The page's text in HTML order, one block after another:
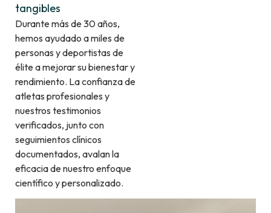
tangibles
Durante más de 30 años,
hemos ayudado a miles de
personas y deportistas de
élite a mejorar su bienestar y
rendimiento. La confianza de
atletas profesionales y
nuestros testimonios
verificados, junto con
seguimientos clínicos
documentados, avalan la
eficacia de nuestro enfoque
científico y personalizado.